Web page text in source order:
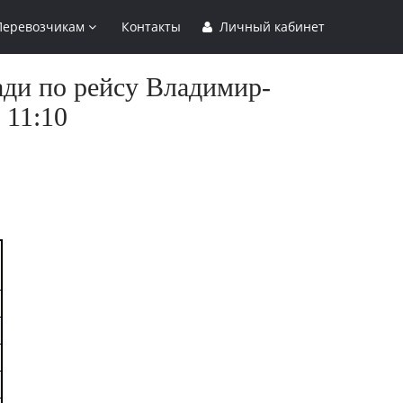
Контакты Личный кабинет
по рейсу Владимир-
11:10